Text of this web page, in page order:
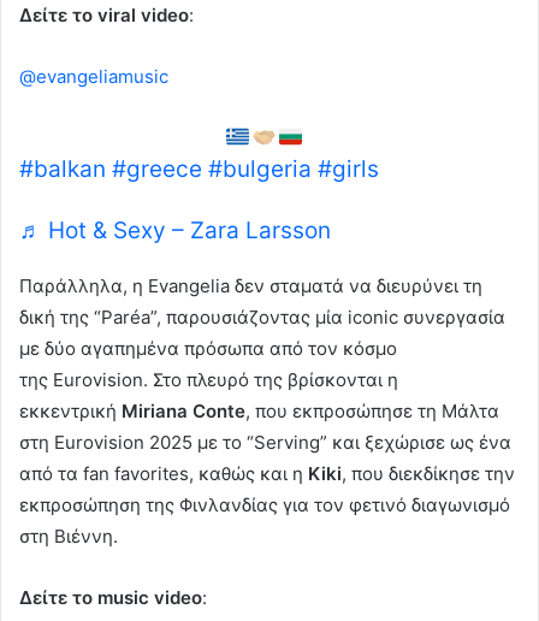
Δείτε το viral video:
@evangeliamusic
#balkan #greece #bulgeria #girls
♬ Hot & Sexy – Zara Larsson
Παράλληλα, η Evangelia δεν σταματά να διευρύνει τη
δική της “Paréa”, παρουσιάζοντας μία iconic συνεργασία
με δύο αγαπημένα πρόσωπα από τον κόσμο
της Eurovision. Στο πλευρό της βρίσκονται η
εκκεντρική Miriana Conte, που εκπροσώπησε τη Μάλτα
στη Eurovision 2025 με το “Serving” και ξεχώρισε ως ένα
από τα fan favorites, καθώς και η Kiki, που διεκδίκησε την
εκπροσώπηση της Φινλανδίας για τον φετινό διαγωνισμό
στη Βιέννη.
Δείτε το music video: